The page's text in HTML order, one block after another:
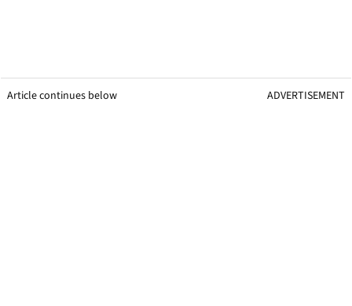
Article continues below ADVERTISEMENT